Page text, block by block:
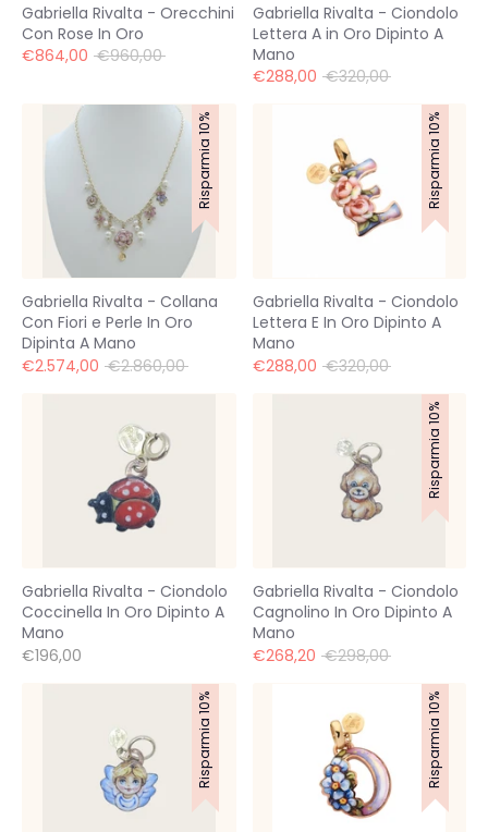
Gabriella Rivalta - Orecchini
Con Rose In Oro
€864,00 Prezzo
€960,00
Gabriella Rivalta - Ciondolo
Lettera A in Oro Dipinto A
Mano
€288,00 Prezzo
€320,00
Risparmia 10%
Gabriella Rivalta - Collana
Con Fiori e Perle In Oro
Dipinta A Mano
€2.574,00 Prezzo
€2.860,00
Risparmia 10%
Gabriella Rivalta - Ciondolo
Lettera E In Oro Dipinto A
Mano
€288,00 Prezzo
€320,00
Gabriella Rivalta - Ciondolo
Coccinella In Oro Dipinto A
Mano
€196,00
Risparmia 10%
Gabriella Rivalta - Ciondolo
Cagnolino In Oro Dipinto A
Mano
€268,20 Prezzo
€298,00
Risparmia 10% Risparmia 10%